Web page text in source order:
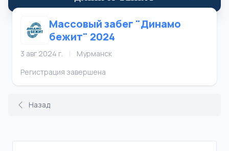
Массовый забег "Динамо
бежит" 2024
3 авг 2024 г. |
Мурманск
Регистрация завершена
Назад